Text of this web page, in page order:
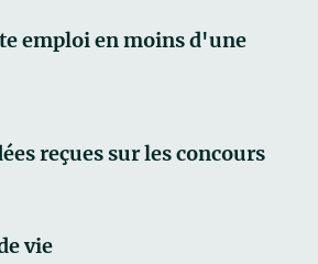
emploi en moins d'une
reçues sur les concours
vie